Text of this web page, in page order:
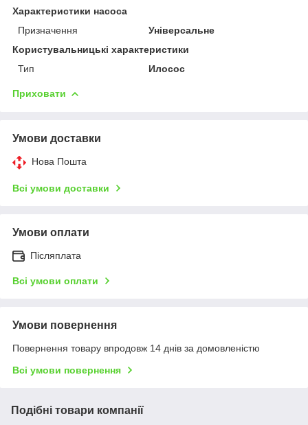
Характеристики насоса
Призначення
Універсальне
Користувальницькі характеристики
Тип
Илосос
Приховати
Умови доставки
Нова Пошта
Всі умови доставки
Умови оплати
Післяплата
Всі умови оплати
Умови повернення
Повернення товару впродовж 14 днів за домовленістю
Всі умови повернення
Подібні товари компанії